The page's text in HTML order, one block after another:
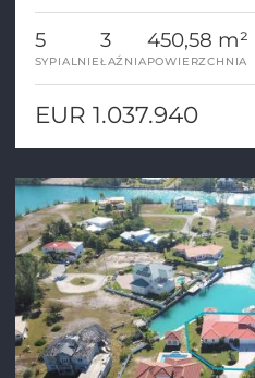
5
SYPIALNIE
3
ŁAŹNIA
450,58 m²
POWIERZCHNIA
EUR 1.037.940